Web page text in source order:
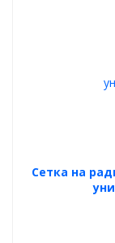
Cетка на